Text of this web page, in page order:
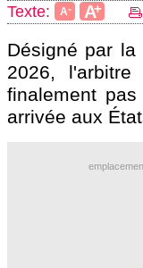
Texte: A- A+
Désigné par
2026, l'arbitre
finalement
arrivée aux